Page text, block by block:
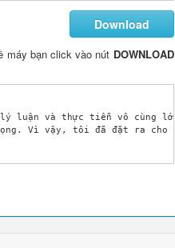
Download
máy bạn click vào nút DOWNLOAD